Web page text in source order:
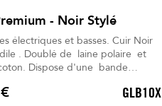
- Noir Stylé
et basses. Cuir Noir
polaire et
bande
Livré dans son Sac à dos déperlant.GLB10X